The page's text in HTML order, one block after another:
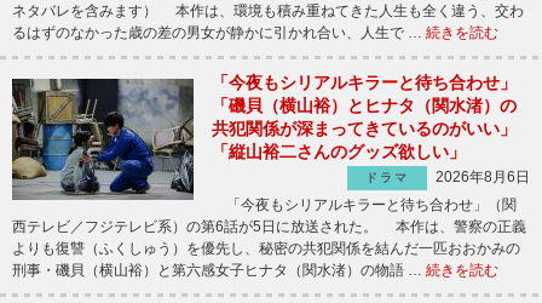
ネタバレを含みます） 本作は、環境も積み重ねてきた人生も全く違う、交わ
るはずのなかった歳の差の男女が静かに引かれ合い、人生で … 続きを読む
「今夜もシリアルキラーと待ち合わせ」
「磯貝（横山裕）とヒナタ（関水渚）の
共犯関係が深まってきているのがいい」
「縦山裕二さんのグッズ欲しい」
ドラマ
2026年8月6日
「今夜もシリアルキラーと待ち合わせ」（関
西テレビ／フジテレビ系）の第6話が5日に放送された。 本作は、警察の正義
よりも復讐（ふくしゅう）を優先し、秘密の共犯関係を結んだ一匹おおかみの
刑事・磯貝（横山裕）と第六感女子ヒナタ（関水渚）の物語 … 続きを読む